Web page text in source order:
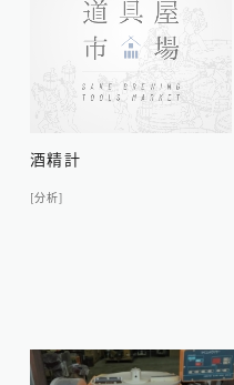
酒精計
[分析]